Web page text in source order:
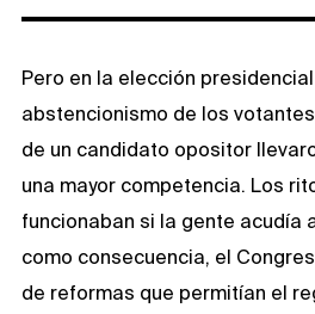
Pero en la elección
abstencionismo de los
de un candidato opositor
una mayor competencia. Los
funcionaban si la gente acudía
como consecuencia, el
de reformas que permitían el